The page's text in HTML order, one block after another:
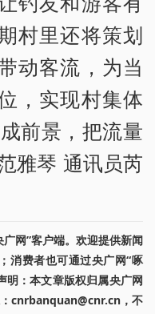
村里还将策划
动客流，为当
，实现村集体
前景，把流量
雅琴 通讯员芮
网”客户端。欢迎提供新闻
消费者也可通过央广网“啄
明：本文章版权归属央广网
cnrbanquan@cnr.cn，不